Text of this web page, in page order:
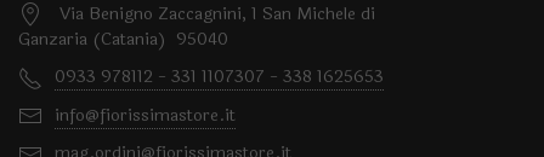
Via Benigno Zaccagnini, 1 San Michele di
Ganzaria (Catania) 95040
0933 978112 - 331 1107307 - 338 1625653
info@fiorissimastore.it